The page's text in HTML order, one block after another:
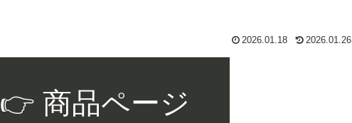
2026.01.18 2026.01.26
👉 商品ページ